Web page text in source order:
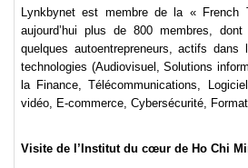
Lynkbynet est membre de la « French
aujourd’hui plus de 800 membres,
quelques autoentrepreneurs, actifs dans
technologies (Audiovisuel, Solutions
la Finance, Télécommunications,
vidéo, E-commerce, Cybersécurité,
Visite de l’Institut du cœur de Ho Chi